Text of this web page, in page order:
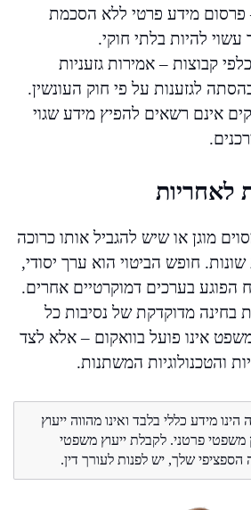
פרסום מידע פרטי ללא הסכמת
להיות בלתי חוקי.
כלפי קבוצות – אמירות גזעניות
לגזענות על פי חוק העונשין.
אינם רשאים להפיץ מידע שגוי
לאחריות
מוגן או שיש להגביל אותו כרוכה
שונות. חופש הביטוי הוא ערך יסודי,
הפוגע בערכים דמוקרטיים אחרים.
בחינה מדוקדקת של נסיבות כל
אינו פועל בוואקום – אלא לצד
והטכנולוגיות המשתנות.
מידע כללי בלבד ואינו מהווה ייעוץ
משפטי פרטני. לקבלת ייעוץ משפטי
שלך, יש לפנות לעורך דין.